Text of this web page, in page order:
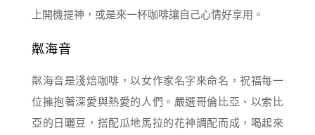
上開機提神，或是來一杯咖啡讓自己心情好享用。
粼海音
粼海音是淺焙咖啡，以女作家名字來命名，祝福每一
位擁抱著深愛與熱愛的人們。嚴選哥倫比亞、以索比
亞的日曬豆，搭配瓜地馬拉的花神調配而成，喝起來